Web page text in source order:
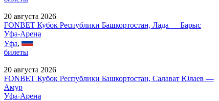
20 августа 2026
FONBET Кубок Республики Башкортостан, Лада — Барыс
Уфа-Арена
Уфа,
билеты
20 августа 2026
FONBET Кубок Республики Башкортостан, Салават Юлаев —
Амур
Уфа-Арена